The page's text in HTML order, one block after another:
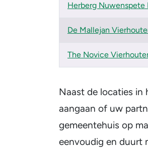
Herberg Nuwenspete
De Mallejan
The Novice
Naast de locaties in
aangaan of uw
gemeentehuis op
eenvoudig en duurt